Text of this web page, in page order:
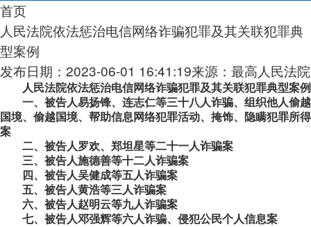
首页
人民法院依法惩治电信网络诈骗犯罪及其关联犯罪典
型案例
发布日期：2023-06-01 16:41:19来源：最高人民法院
人民法院依法惩治电信网络诈骗犯罪及其关联犯罪典型案例
一、被告人易扬锋、连志仁等三十八人诈骗、组织他人偷越
国境、偷越国境、帮助信息网络犯罪活动、掩饰、隐瞒犯罪所得
案
二、被告人罗欢、郑坦星等二十一人诈骗案
三、被告人施德善等十二人诈骗案
四、被告人吴健成等五人诈骗案
五、被告人黄浩等三人诈骗案
六、被告人赵明云等九人诈骗案
七、被告人邓强辉等六人诈骗、侵犯公民个人信息案